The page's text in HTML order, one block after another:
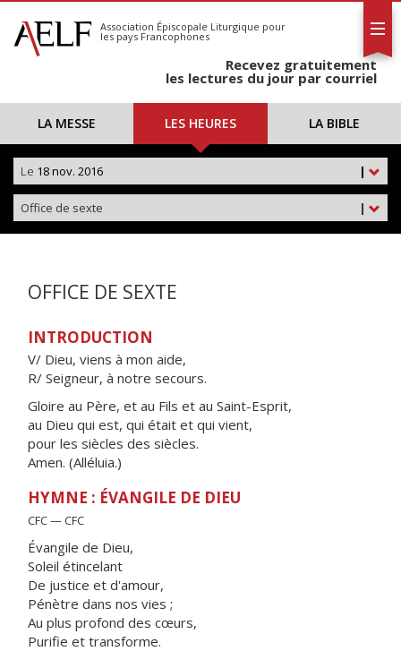
S'abonner
Calendrier
Association Épiscopale Liturgique pour
les pays Francophones
Recevez gratuitement
les lectures du jour par courriel
LA MESSE LES HEURES LA BIBLE
|
Le 18 nov. 2016
|
Office de sexte
OFFICE DE SEXTE
INTRODUCTION
V/ Dieu, viens à mon aide,
R/ Seigneur, à notre secours.
Gloire au Père, et au Fils et au Saint-Esprit,
au Dieu qui est, qui était et qui vient,
pour les siècles des siècles.
Amen. (Alléluia.)
HYMNE : ÉVANGILE DE DIEU
CFC — CFC
Évangile de Dieu,
Soleil étincelant
De justice et d'amour,
Pénètre dans nos vies ;
Au plus profond des cœurs,
Purifie et transforme.